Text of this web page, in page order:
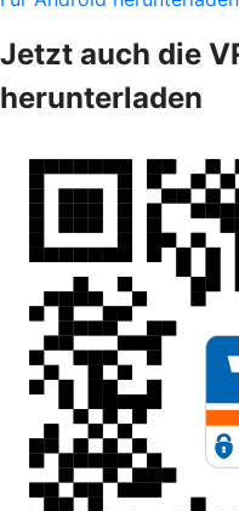
Jetzt auch die
herunterladen